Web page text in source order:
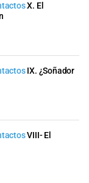
X. El
IX. ¿Soñador
VIII- El